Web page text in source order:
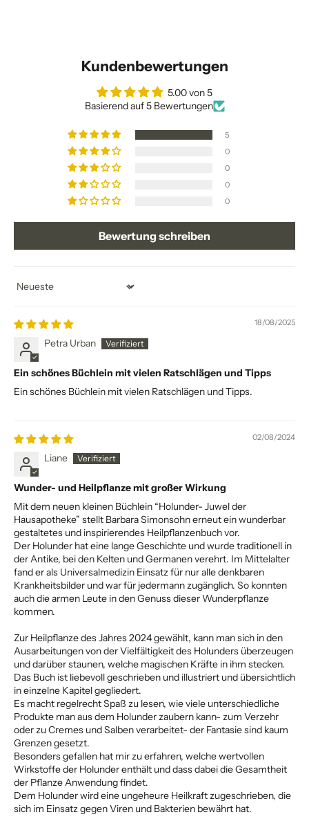
Kundenbewertungen
5.00 von 5
Basierend auf 5 Bewertungen
5
0
0
0
0
Bewertung schreiben
Sort by
18/08/2025
Petra Urban
Ein schönes Büchlein mit vielen Ratschlägen und Tipps
Ein schönes Büchlein mit vielen Ratschlägen und Tipps.
02/08/2024
Liane
Wunder- und Heilpflanze mit großer Wirkung
Mit dem neuen kleinen Büchlein “Holunder- Juwel der
Hausapotheke” stellt Barbara Simonsohn erneut ein wunderbar
gestaltetes und inspirierendes Heilpflanzenbuch vor.
Der Holunder hat eine lange Geschichte und wurde traditionell in
der Antike, bei den Kelten und Germanen verehrt. Im Mittelalter
fand er als Universalmedizin Einsatz für nur alle denkbaren
Krankheitsbilder und war für jedermann zugänglich. So konnten
auch die armen Leute in den Genuss dieser Wunderpflanze
kommen.
Zur Heilpflanze des Jahres 2024 gewählt, kann man sich in den
Ausarbeitungen von der Vielfältigkeit des Holunders überzeugen
und darüber staunen, welche magischen Kräfte in ihm stecken.
Das Buch ist liebevoll geschrieben und illustriert und übersichtlich
in einzelne Kapitel gegliedert.
Es macht regelrecht Spaß zu lesen, wie viele unterschiedliche
Produkte man aus dem Holunder zaubern kann- zum Verzehr
oder zu Cremes und Salben verarbeitet- der Fantasie sind kaum
Grenzen gesetzt.
Besonders gefallen hat mir zu erfahren, welche wertvollen
Wirkstoffe der Holunder enthält und dass dabei die Gesamtheit
der Pflanze Anwendung findet.
Dem Holunder wird eine ungeheure Heilkraft zugeschrieben, die
sich im Einsatz gegen Viren und Bakterien bewährt hat.